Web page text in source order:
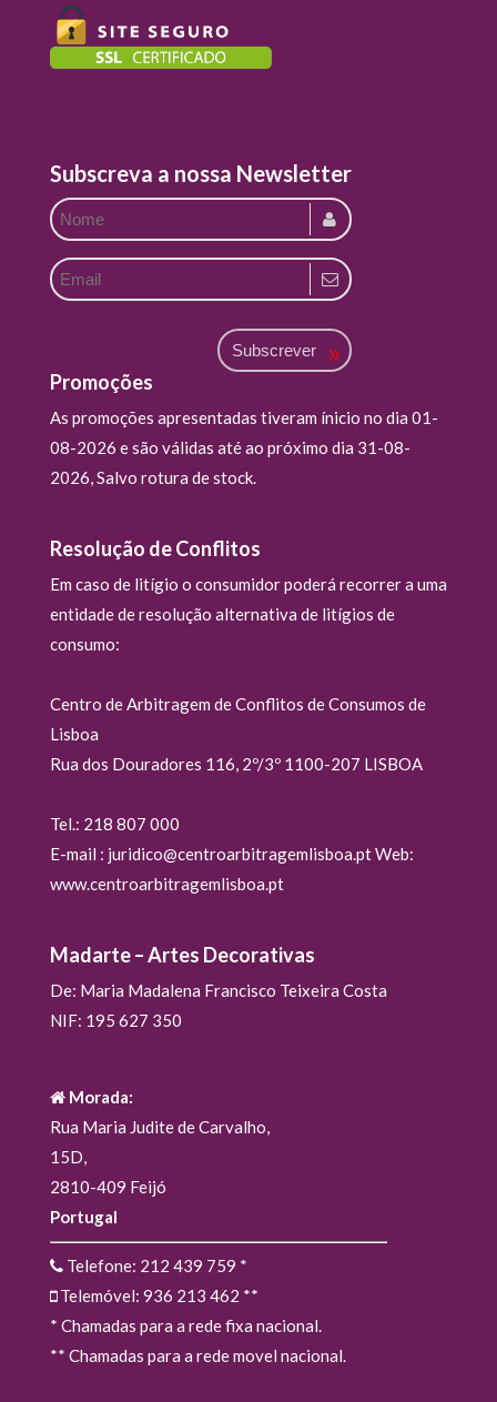
Subscreva a nossa Newsletter
Subscrever
Promoções
As promoções apresentadas tiveram ínicio no dia 01-
08-2026 e são válidas até ao próximo dia 31-08-
2026, Salvo rotura de stock.
Resolução de Conflitos
Em caso de litígio o consumidor poderá recorrer a uma
entidade de resolução alternativa de litígios de
consumo:
Centro de Arbitragem de Conflitos de Consumos de
Lisboa
Rua dos Douradores 116, 2º/3º 1100-207 LISBOA
Tel.: 218 807 000
E-mail : juridico@centroarbitragemlisboa.pt Web:
www.centroarbitragemlisboa.pt
Madarte – Artes Decorativas
De: Maria Madalena Francisco Teixeira Costa
NIF: 195 627 350
Morada:
Rua Maria Judite de Carvalho,
15D,
2810-409 Feijó
Portugal
Telefone: 212 439 759 *
Telemóvel: 936 213 462 **
* Chamadas para a rede fixa nacional.
** Chamadas para a rede movel nacional.